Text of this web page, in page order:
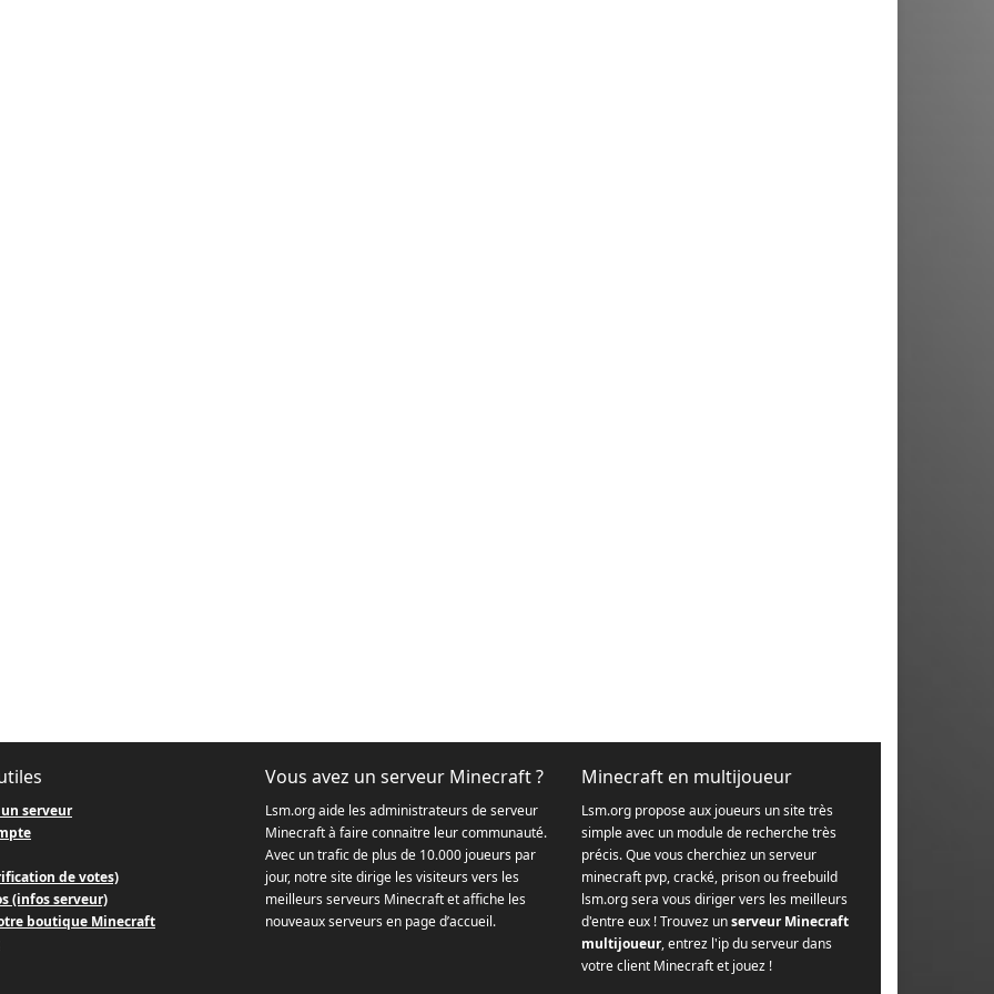
serveur
de votes)
(infos serveur)
boutique Minecraft
Vous avez un serveur Minecraft ?
Lsm.org aide les administrateurs de serveur
Minecraft à faire connaitre leur communauté.
Avec un trafic de plus de 10.000 joueurs par
jour, notre site dirige les visiteurs vers les
meilleurs serveurs Minecraft et affiche les
nouveaux serveurs en page d’accueil.
Minecraft en multijoueur
Lsm.org propose aux joueurs un site très
simple avec un module de recherche très
précis. Que vous cherchiez un serveur
minecraft pvp, cracké, prison ou freebuild
lsm.org sera vous diriger vers les meilleurs
d'entre eux ! Trouvez unserveur Minecraft
multijoueur, entrez l'ip du serveur dans
votre client Minecraft et jouez !